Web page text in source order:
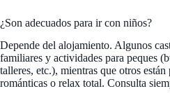
¿Son adecuados para ir con niños?
Depende del alojamiento. Algunos
familiares y actividades para peques
talleres, etc.), mientras que otros están
románticas o relax total. Consulta